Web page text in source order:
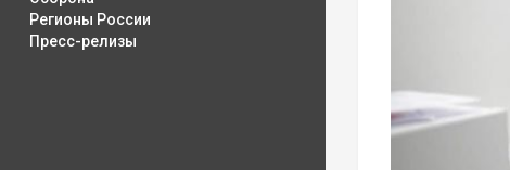
Регионы России
Пресс-релизы